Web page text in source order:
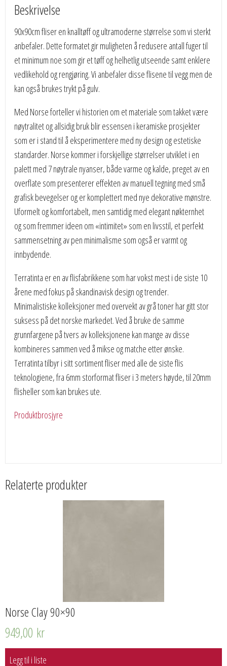
Beskrivelse
90x90cm fliser en knalltøff og ultramoderne størrelse som vi sterkt
anbefaler. Dette formatet gir muligheten å redusere antall fuger til
et minimum noe som gir et tøff og helhetlig utseende samt enklere
vedlikehold og rengjøring. Vi anbefaler disse flisene til vegg men de
kan også brukes trykt på gulv.
Med Norse forteller vi historien om et materiale som takket være
nøytralitet og allsidig bruk blir essensen i keramiske prosjekter
som er i stand til å eksperimentere med ny design og estetiske
standarder. Norse kommer i forskjellige størrelser utviklet i en
palett med 7 nøytrale nyanser, både varme og kalde, preget av en
overflate som presenterer effekten av manuell tegning med små
grafisk bevegelser og er komplettert med nye dekorative mønstre.
Uformelt og komfortabelt, men samtidig med elegant nøkternhet
og som fremmer ideen om «intimitet» som en livsstil, et perfekt
sammensetning av pen minimalisme som også er varmt og
innbydende.
Terratinta er en av flisfabrikkene som har vokst mest i de siste 10
årene med fokus på skandinavisk design og trender.
Minimalistiske kolleksjoner med overvekt av grå toner har gitt stor
suksess på det norske markedet. Ved å bruke de samme
grunnfargene på tvers av kolleksjonene kan mange av disse
kombineres sammen ved å mikse og matche etter ønske.
Terratinta tilbyr i sitt sortiment fliser med alle de siste flis
teknologiene, fra 6mm storformat fliser i 3 meters høyde, til 20mm
flisheller som kan brukes ute.
Produktbrosjyre
Relaterte produkter
Norse Clay 90×90
949,00 kr
Legg til i liste